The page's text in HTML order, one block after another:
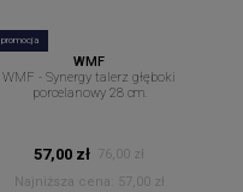
promocja
WMF
WMF - Synergy talerz głęboki
porcelanowy 28 cm.
57,00 zł
76,00 zł
Najniższa cena:
57,00 zł